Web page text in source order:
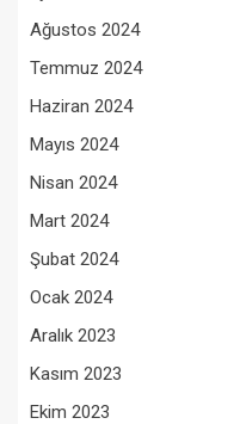
Ağustos 2024
Temmuz 2024
Haziran 2024
Mayıs 2024
Nisan 2024
Mart 2024
Şubat 2024
Ocak 2024
Aralık 2023
Kasım 2023
Ekim 2023